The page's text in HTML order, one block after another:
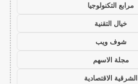
مرابع التكنولوجيا
خيال التقنية
شوف ويب
مجلة الاسهم
الشرقية الاقتصادية